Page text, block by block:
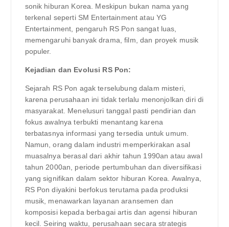
sonik hiburan Korea. Meskipun bukan nama yang
terkenal seperti SM Entertainment atau YG
Entertainment, pengaruh RS Pon sangat luas,
memengaruhi banyak drama, film, dan proyek musik
populer.
Kejadian dan Evolusi RS Pon:
Sejarah RS Pon agak terselubung dalam misteri,
karena perusahaan ini tidak terlalu menonjolkan diri di
masyarakat. Menelusuri tanggal pasti pendirian dan
fokus awalnya terbukti menantang karena
terbatasnya informasi yang tersedia untuk umum.
Namun, orang dalam industri memperkirakan asal
muasalnya berasal dari akhir tahun 1990an atau awal
tahun 2000an, periode pertumbuhan dan diversifikasi
yang signifikan dalam sektor hiburan Korea. Awalnya,
RS Pon diyakini berfokus terutama pada produksi
musik, menawarkan layanan aransemen dan
komposisi kepada berbagai artis dan agensi hiburan
kecil. Seiring waktu, perusahaan secara strategis